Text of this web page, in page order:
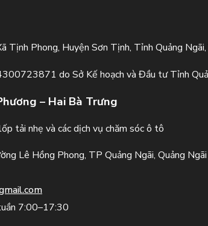
Tịnh Phong, Huyện Sơn Tịnh, Tỉnh Quảng
do Sở Kế hoạch và Đầu tư Tỉnh
– Hai Bà Trưng
tải nhẹ và các dịch vụ chăm sóc ô tô
Lê Hồng Phong, TP Quảng Ngãi, Quảng Ngãi
7:00–17:30